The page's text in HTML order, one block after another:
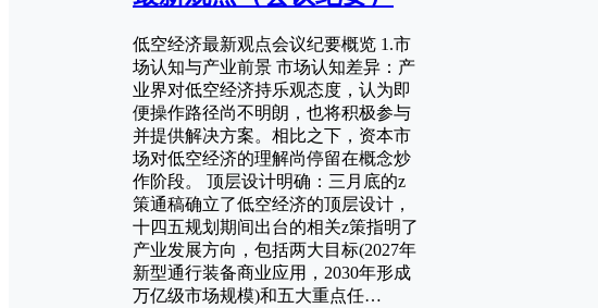
低空经济最新观点会议纪要概览 1.市
场认知与产业前景 市场认知差异：产
业界对低空经济持乐观态度，认为即
便操作路径尚不明朗，也将积极参与
并提供解决方案。相比之下，资本市
场对低空经济的理解尚停留在概念炒
作阶段。 顶层设计明确：三月底的z
策通稿确立了低空经济的顶层设计，
十四五规划期间出台的相关z策指明了
产业发展方向，包括两大目标(2027年
新型通行装备商业应用，2030年形成
万亿级市场规模)和五大重点任…